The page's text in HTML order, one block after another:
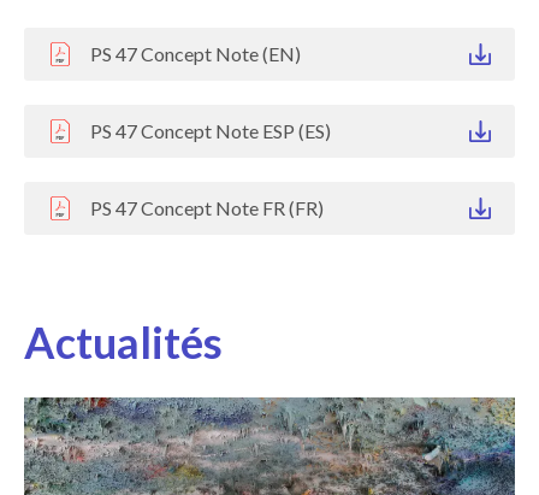
PS 47 Concept Note (EN)
PS 47 Concept Note ESP (ES)
PS 47 Concept Note FR (FR)
Actualités